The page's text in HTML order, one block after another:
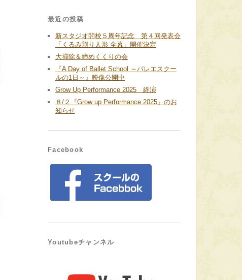
最近の投稿
新スタジオ開校５周年記念 第４回発表会
「くるみ割り人形 全幕」開催決定
大掃除＆締めくくりの会
『A Day of Ballet School ～バレエスクー
ルの1日～』映像公開中
Grow Up Performance 2025 終演
８/２『Grow up Performance 2025』のお
知らせ
Facebook
Youtubeチャンネル